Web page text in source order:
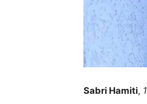
Sabri Hamiti,